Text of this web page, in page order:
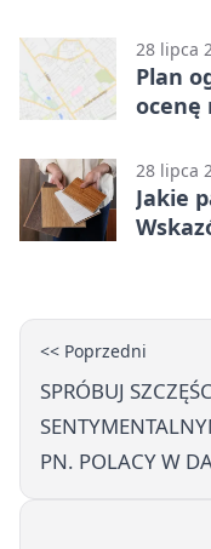
28 lipca
Plan
ocenę
28 lipca
Jakie
<< Poprzedni
SPRÓBUJ
PN. POLACY W